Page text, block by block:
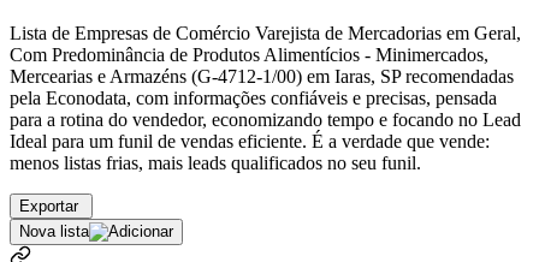
Lista de Empresas de Comércio Varejista de Mercadorias em Geral,
Com Predominância de Produtos Alimentícios - Minimercados,
Mercearias e Armazéns (G-4712-1/00) em Iaras, SP recomendadas
pela Econodata, com informações confiáveis e precisas, pensada
para a rotina do vendedor, economizando tempo e focando no Lead
Ideal para um funil de vendas eficiente. É a verdade que vende:
menos listas frias, mais leads qualificados no seu funil.
Exportar
Nova lista